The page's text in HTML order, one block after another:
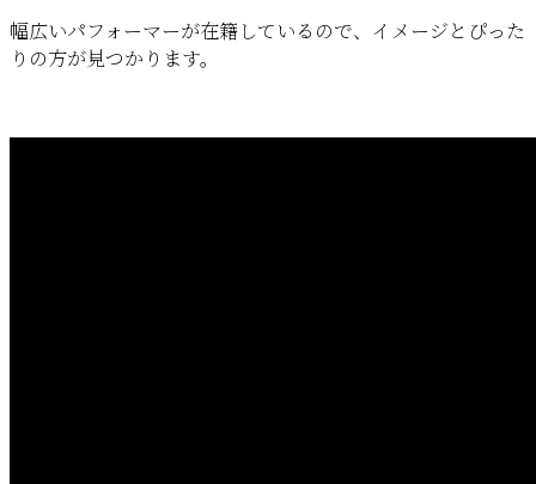
幅広いパフォーマーが在籍しているので、イメージとぴった
りの方が見つかります。